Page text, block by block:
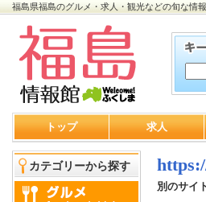
福島県福島のグルメ・求人・観光などの旬な情
トップ 求人
カテゴリーから探す
別のサイ